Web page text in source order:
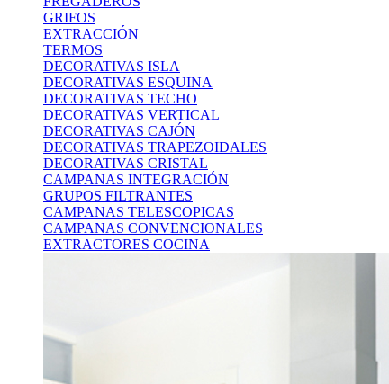
GRIFOS
EXTRACCIÓN
TERMOS
DECORATIVAS ISLA
DECORATIVAS ESQUINA
DECORATIVAS TECHO
DECORATIVAS VERTICAL
DECORATIVAS CAJÓN
DECORATIVAS TRAPEZOIDALES
DECORATIVAS CRISTAL
CAMPANAS INTEGRACIÓN
GRUPOS FILTRANTES
CAMPANAS TELESCOPICAS
CAMPANAS CONVENCIONALES
EXTRACTORES COCINA